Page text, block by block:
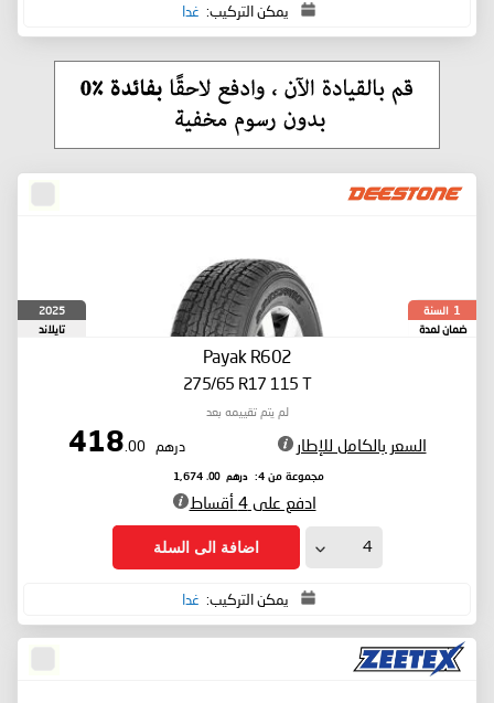
يمكن التركيب: غدا
1 السنة
ضمان لمدة
2025
تايلاند
Payak R602
275/65 R17 115 T
لم يتم تقييمه بعد
السعر بالكامل للإطار درهم 418
.00
مجموعة من 4: درهم 1,674
.00
ادفع على 4 أقساط
اضافة الى السلة
يمكن التركيب: غدا